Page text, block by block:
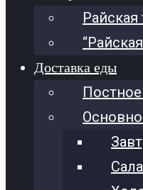
Доставка еды